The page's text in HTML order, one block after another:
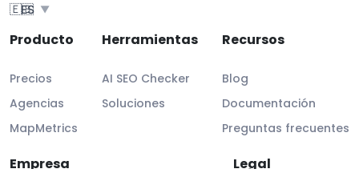
🇪🇸
ES ▼
Producto
Precios
Agencias
MapMetrics
Herramientas
AI SEO Checker
Soluciones
Recursos
Blog
Documentación
Preguntas frecuentes
Empresa Legal